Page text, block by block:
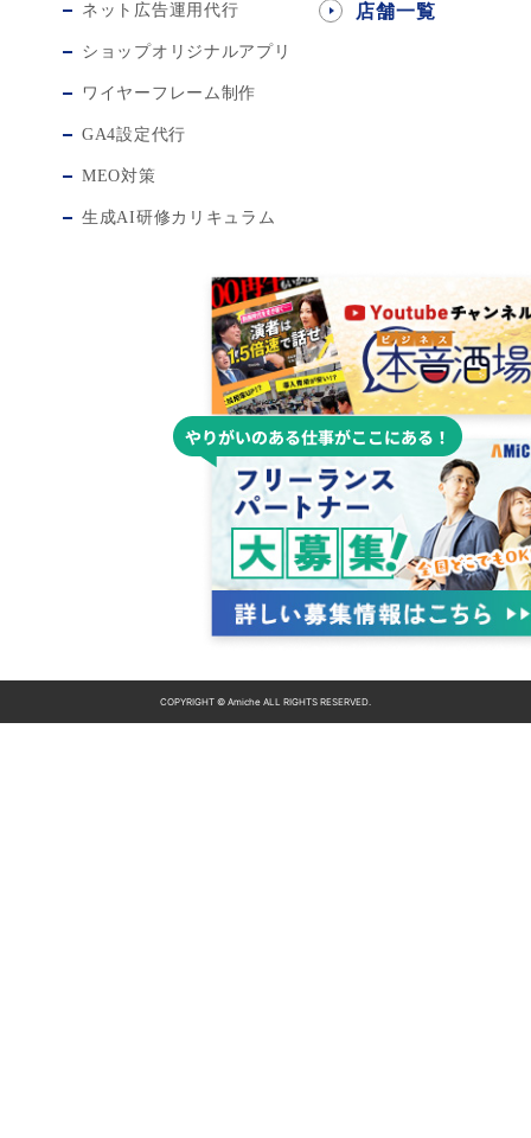
ネット広告運用代行
ショップオリジナルアプリ
ワイヤーフレーム制作
GA4設定代行
MEO対策
生成AI研修カリキュラム
店舗一覧
COPYRIGHT © Amiche ALL RIGHTS RESERVED.